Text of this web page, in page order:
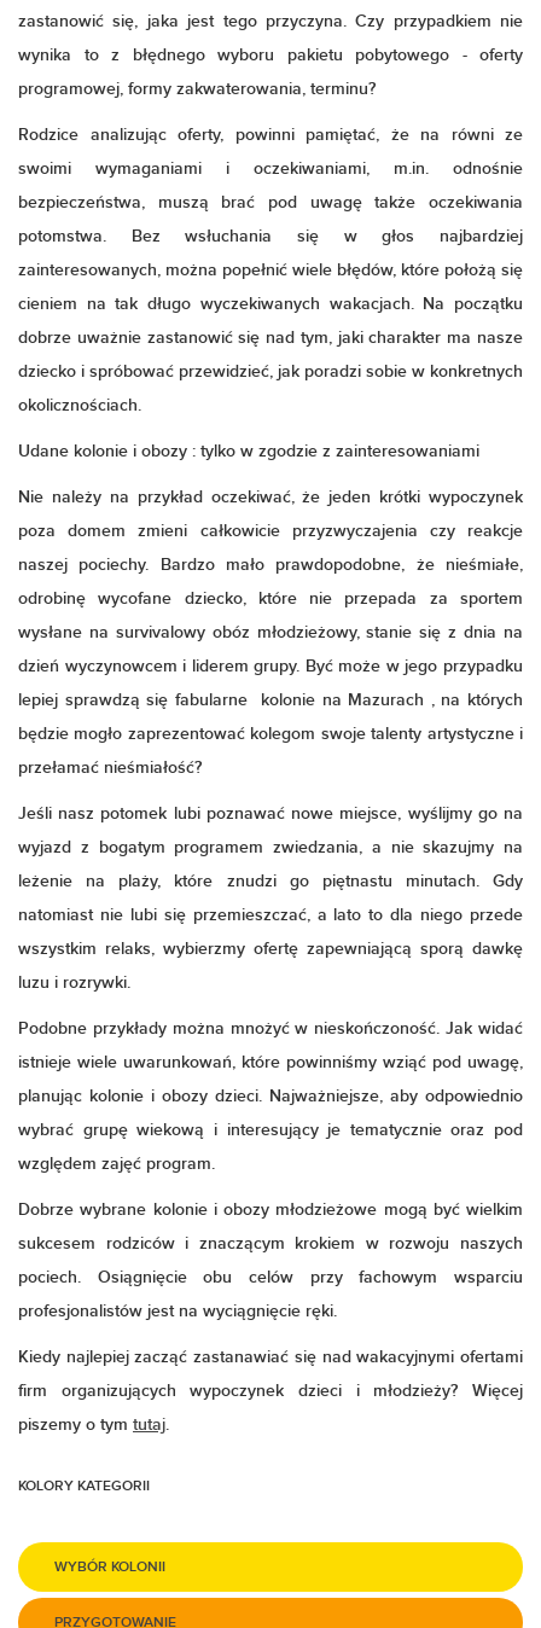
zastanowić się, jaka jest tego przyczyna. Czy przypadkiem nie
wynika to z błędnego wyboru pakietu pobytowego - oferty
programowej, formy zakwaterowania, terminu?
Rodzice analizując oferty, powinni pamiętać, że na równi ze
swoimi wymaganiami i oczekiwaniami, m.in. odnośnie
bezpieczeństwa, muszą brać pod uwagę także oczekiwania
potomstwa. Bez wsłuchania się w głos najbardziej
zainteresowanych, można popełnić wiele błędów, które położą się
cieniem na tak długo wyczekiwanych wakacjach. Na początku
dobrze uważnie zastanowić się nad tym, jaki charakter ma nasze
dziecko i spróbować przewidzieć, jak poradzi sobie w konkretnych
okolicznościach.
Udane kolonie i obozy : tylko w zgodzie z zainteresowaniami
Nie należy na przykład oczekiwać, że jeden krótki wypoczynek
poza domem zmieni całkowicie przyzwyczajenia czy reakcje
naszej pociechy. Bardzo mało prawdopodobne, że nieśmiałe,
odrobinę wycofane dziecko, które nie przepada za sportem
wysłane na survivalowy obóz młodzieżowy, stanie się z dnia na
dzień wyczynowcem i liderem grupy. Być może w jego przypadku
lepiej sprawdzą się fabularne kolonie na Mazurach , na których
będzie mogło zaprezentować kolegom swoje talenty artystyczne i
przełamać nieśmiałość?
Jeśli nasz potomek lubi poznawać nowe miejsce, wyślijmy go na
wyjazd z bogatym programem zwiedzania, a nie skazujmy na
leżenie na plaży, które znudzi go piętnastu minutach. Gdy
natomiast nie lubi się przemieszczać, a lato to dla niego przede
wszystkim relaks, wybierzmy ofertę zapewniającą sporą dawkę
luzu i rozrywki.
Podobne przykłady można mnożyć w nieskończoność. Jak widać
istnieje wiele uwarunkowań, które powinniśmy wziąć pod uwagę,
planując kolonie i obozy dzieci. Najważniejsze, aby odpowiednio
wybrać grupę wiekową i interesujący je tematycznie oraz pod
względem zajęć program.
Dobrze wybrane kolonie i obozy młodzieżowe mogą być wielkim
sukcesem rodziców i znaczącym krokiem w rozwoju naszych
pociech. Osiągnięcie obu celów przy fachowym wsparciu
profesjonalistów jest na wyciągnięcie ręki.
Kiedy najlepiej zacząć zastanawiać się nad wakacyjnymi ofertami
firm organizujących wypoczynek dzieci i młodzieży? Więcej
piszemy o tym tutaj.
KOLORY KATEGORII
WYBÓR KOLONII
PRZYGOTOWANIE